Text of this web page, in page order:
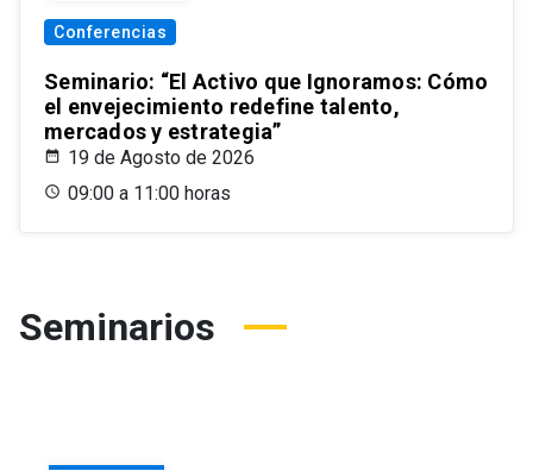
Conferencias
Seminario: “El Activo que Ignoramos: Cómo
el envejecimiento redefine talento,
mercados y estrategia”
19 de Agosto de 2026
09:00 a 11:00 horas
Seminarios